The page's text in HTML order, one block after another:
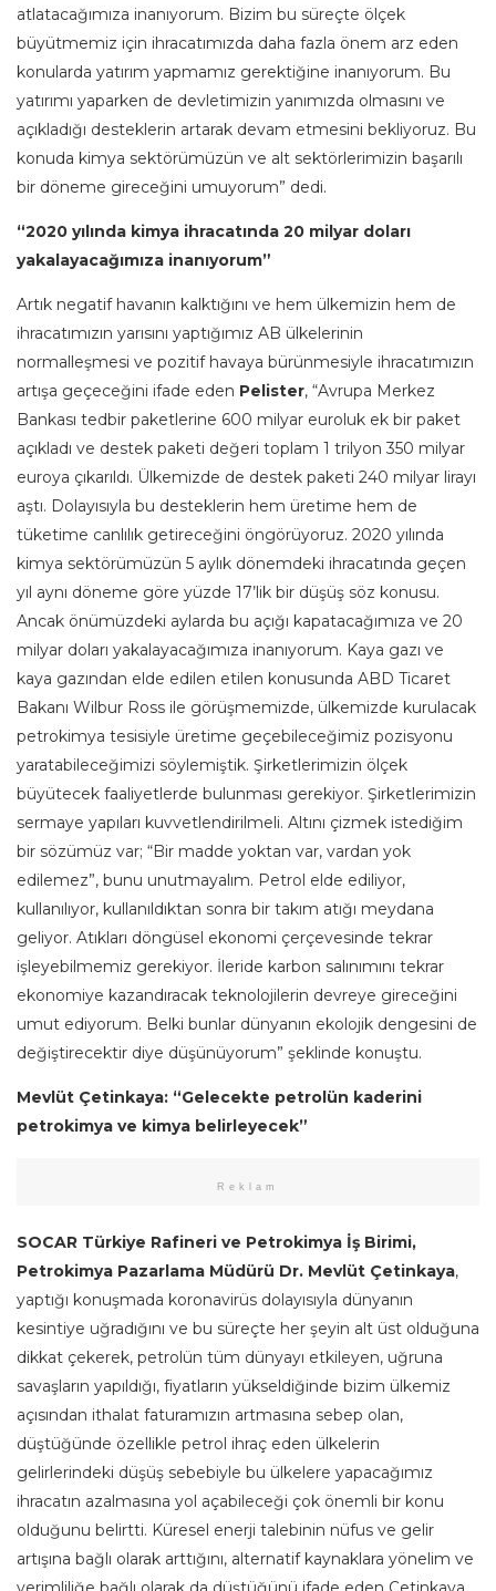
atlatacağımıza inanıyorum. Bizim bu süreçte ölçek
büyütmemiz için ihracatımızda daha fazla önem arz eden
konularda yatırım yapmamız gerektiğine inanıyorum. Bu
yatırımı yaparken de devletimizin yanımızda olmasını ve
açıkladığı desteklerin artarak devam etmesini bekliyoruz. Bu
konuda kimya sektörümüzün ve alt sektörlerimizin başarılı
bir döneme gireceğini umuyorum” dedi.
“2020 yılında kimya ihracatında 20 milyar doları
yakalayacağımıza inanıyorum”
Artık negatif havanın kalktığını ve hem ülkemizin hem de
ihracatımızın yarısını yaptığımız AB ülkelerinin
normalleşmesi ve pozitif havaya bürünmesiyle ihracatımızın
artışa geçeceğini ifade eden Pelister, “Avrupa Merkez
Bankası tedbir paketlerine 600 milyar euroluk ek bir paket
açıkladı ve destek paketi değeri toplam 1 trilyon 350 milyar
euroya çıkarıldı. Ülkemizde de destek paketi 240 milyar lirayı
aştı. Dolayısıyla bu desteklerin hem üretime hem de
tüketime canlılık getireceğini öngörüyoruz. 2020 yılında
kimya sektörümüzün 5 aylık dönemdeki ihracatında geçen
yıl aynı döneme göre yüzde 17’lik bir düşüş söz konusu.
Ancak önümüzdeki aylarda bu açığı kapatacağımıza ve 20
milyar doları yakalayacağımıza inanıyorum. Kaya gazı ve
kaya gazından elde edilen etilen konusunda ABD Ticaret
Bakanı Wilbur Ross ile görüşmemizde, ülkemizde kurulacak
petrokimya tesisiyle üretime geçebileceğimiz pozisyonu
yaratabileceğimizi söylemiştik. Şirketlerimizin ölçek
büyütecek faaliyetlerde bulunması gerekiyor. Şirketlerimizin
sermaye yapıları kuvvetlendirilmeli. Altını çizmek istediğim
bir sözümüz var; “Bir madde yoktan var, vardan yok
edilemez”, bunu unutmayalım. Petrol elde ediliyor,
kullanılıyor, kullanıldıktan sonra bir takım atığı meydana
geliyor. Atıkları döngüsel ekonomi çerçevesinde tekrar
işleyebilmemiz gerekiyor. İleride karbon salınımını tekrar
ekonomiye kazandıracak teknolojilerin devreye gireceğini
umut ediyorum. Belki bunlar dünyanın ekolojik dengesini de
değiştirecektir diye düşünüyorum” şeklinde konuştu.
Mevlüt Çetinkaya: “Gelecekte petrolün kaderini
petrokimya ve kimya belirleyecek”
Reklam
SOCAR Türkiye Rafineri ve Petrokimya İş Birimi,
Petrokimya Pazarlama Müdürü Dr. Mevlüt Çetinkaya,
yaptığı konuşmada koronavirüs dolayısıyla dünyanın
kesintiye uğradığını ve bu süreçte her şeyin alt üst olduğuna
dikkat çekerek, petrolün tüm dünyayı etkileyen, uğruna
savaşların yapıldığı, fiyatların yükseldiğinde bizim ülkemiz
açısından ithalat faturamızın artmasına sebep olan,
düştüğünde özellikle petrol ihraç eden ülkelerin
gelirlerindeki düşüş sebebiyle bu ülkelere yapacağımız
ihracatın azalmasına yol açabileceği çok önemli bir konu
olduğunu belirtti. Küresel enerji talebinin nüfus ve gelir
artışına bağlı olarak arttığını, alternatif kaynaklara yönelim ve